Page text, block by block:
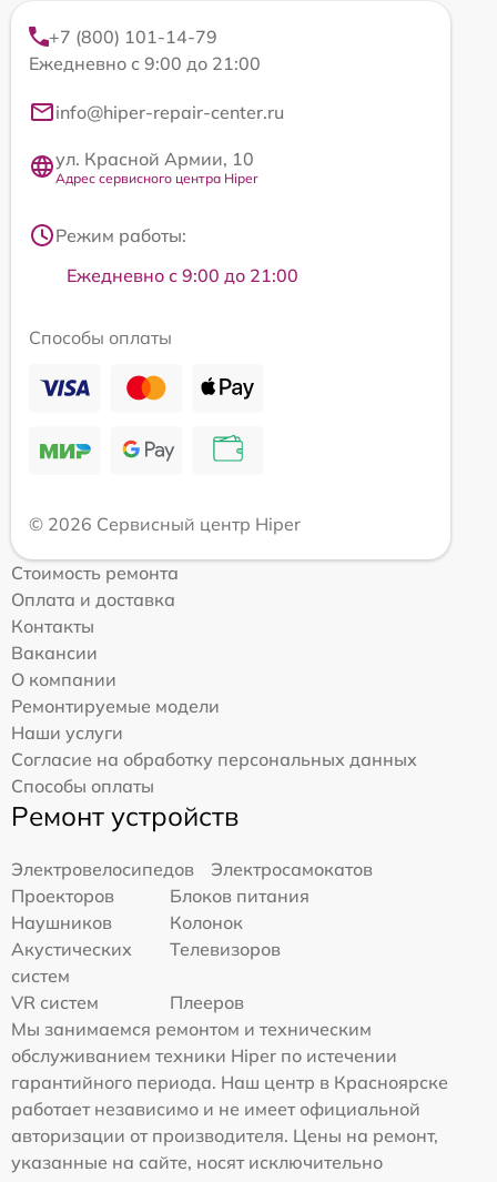
+7 (800) 101-14-79
Ежедневно с 9:00 до 21:00
info@hiper-repair-center.ru
ул. Красной Армии, 10
Адрес сервисного центра Hiper
Режим работы:
Ежедневно с 9:00 до 21:00
Способы оплаты
© 2026 Сервисный центр Hiper
Стоимость ремонта
Оплата и доставка
Контакты
Вакансии
О компании
Ремонтируемые модели
Наши услуги
Согласие на обработку персональных данных
Способы оплаты
Ремонт устройств
Электровелосипедов
Электросамокатов
Проекторов
Блоков питания
Наушников
Колонок
Акустических
систем
Телевизоров
VR систем
Плееров
Мы занимаемся ремонтом и техническим
обслуживанием техники Hiper по истечении
гарантийного периода. Наш центр в Красноярске
работает независимо и не имеет официальной
авторизации от производителя. Цены на ремонт,
указанные на сайте, носят исключительно